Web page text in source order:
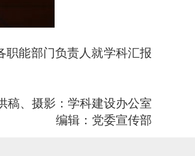
职能部门负责人就学科汇报
稿、摄影：学科建设办公室
编辑：党委宣传部